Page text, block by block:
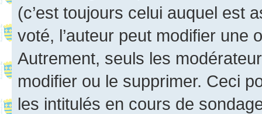
(c’est toujours celui auquel est
voté, l’auteur peut modifier une
Autrement, seuls les
modifier ou le supprimer. Ceci
les intitulés en cours de